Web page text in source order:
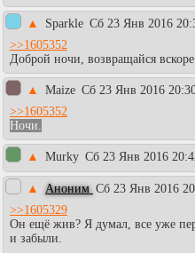
▲ Sparkle Сб 23 Янв 2016
>>1605352
Доброй ночи, возвращайся вскоре.
▲ Maize Сб 23 Янв 2016
>>1605352
Ночи.
▲ Murky Сб 23 Янв 2016
▲ Аноним Сб 23 Янв 2016
>>1605329
Он ещё жив? Я думал, все уже
и забыли.